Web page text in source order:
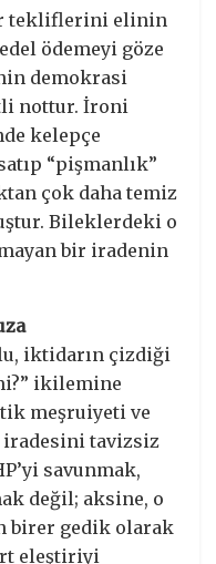
tekliflerini elinin
ödemeyi göze
demokrasi
nottur. İroni
kelepçe
“pişmanlık”
çok daha temiz
Bileklerdeki o
bir iradenin
iktidarın çizdiği
ikilemine
meşruiyeti ve
iradesini tavizsiz
savunmak,
değil; aksine, o
birer gedik olarak
eleştiriyi